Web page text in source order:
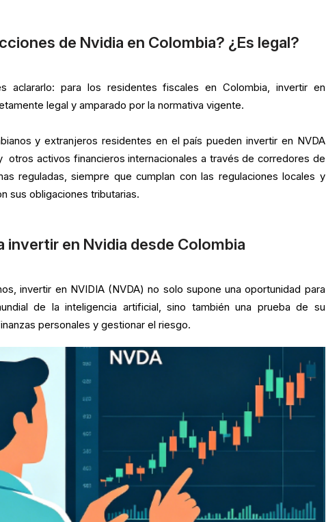
de Nvidia en Colombia? ¿Es legal?
aclararlo: para los residentes fiscales en Colombia, invertir en
legal y amparado por la normativa vigente.
y extranjeros residentes en el país pueden invertir en NVDA
otros activos financieros internacionales a través de corredores de
reguladas, siempre que cumplan con las regulaciones locales y
sus obligaciones tributarias.
invertir en Nvidia desde Colombia
invertir en NVIDIA (NVDA) no solo supone una oportunidad para
de la inteligencia artificial, sino también una prueba de su
personales y gestionar el riesgo.